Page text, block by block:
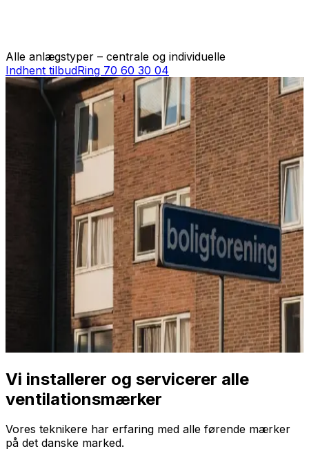
Alle anlægstyper – centrale og individuelle
Indhent tilbudRing 70 60 30 04
Vi installerer og servicerer alle
ventilationsmærker
Vores teknikere har erfaring med alle førende mærker
på det danske marked.